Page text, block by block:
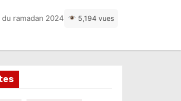
ramadan 2024 5,194 vues